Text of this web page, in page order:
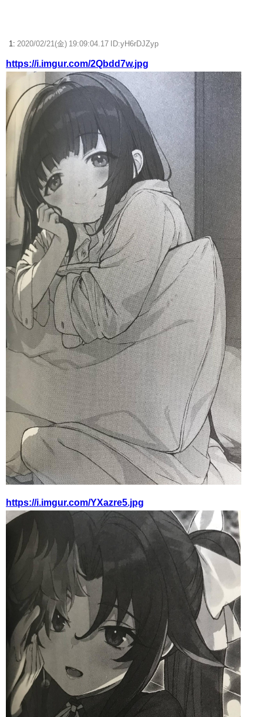
【ウマ娘】見た目に反してシナリオが激重だったウマ娘、貼る。
【ウマ娘】ディザイアの謎ポーズ、完全にアレと一致ｗｗｗ
【競馬】G1・2勝 アスコリピチェーノが引退 繁殖入りへ
Powered by livedoor 相互RSS
1: 2020/02/21(金) 19:09:04.17 ID:yH6rDJZyp
https://i.imgur.com/2Qbdd7w.jpg
https://i.imgur.com/YXazre5.jpg